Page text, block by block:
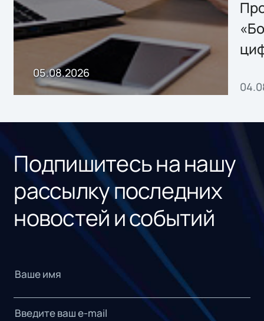
Storage 2.x для
хранения данных
05.08.2026
Подпишитесь на нашу
рассылку последних
новостей и событий